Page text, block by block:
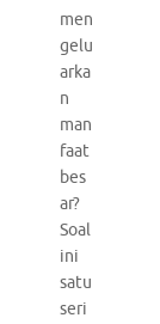
men
gelu
arka
n
man
faat
bes
ar?
Soal
ini
satu
seri